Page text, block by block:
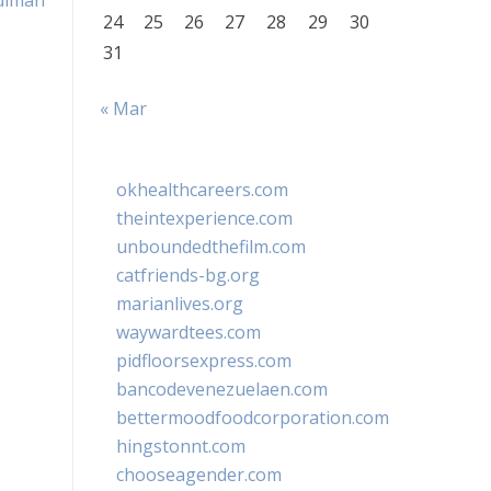
24
25 26 27 28 29
30
31
« Mar
okhealthcareers.com
theintexperience.com
unboundedthefilm.com
catfriends-bg.org
marianlives.org
waywardtees.com
pidfloorsexpress.com
bancodevenezuelaen.com
bettermoodfoodcorporation.com
hingstonnt.com
chooseagender.com